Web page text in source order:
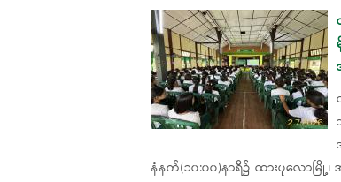
နံနက်(၁၀:၀၀)နာရီ၌ ထားပု​လောမြို့